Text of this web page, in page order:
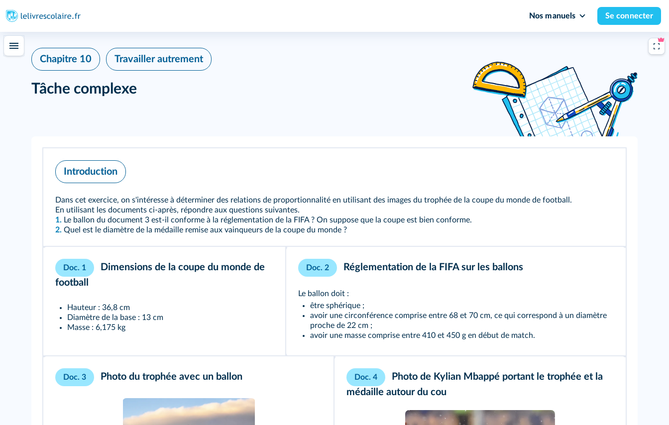
Nos manuels Se connecter
Chapitre 10 Travailler autrement
Tâche complexe
Introduction
Dans cet exercice, on s'intéresse à déterminer des relations de proportionnalité en utilisant des images du trophée de la coupe du monde de football.
En utilisant les documents ci-après, répondre aux questions suivantes.
1. Le ballon du document 3 est-il conforme à la réglementation de la FIFA ? On suppose que la coupe est bien conforme.
2. Quel est le diamètre de la médaille remise aux vainqueurs de la coupe du monde ?
Doc. 1
Dimensions de la coupe du monde de
football
Hauteur : 36,8 cm
Diamètre de la base : 13 cm
Masse : 6,175 kg
Doc. 2 Réglementation de la FIFA sur les ballons
Le ballon doit :
être sphérique ;
avoir une circonférence comprise entre 68 et 70 cm, ce qui correspond à un diamètre
proche de 22 cm ;
avoir une masse comprise entre 410 et 450 g en début de match.
Doc. 3 Photo du trophée avec un ballon Doc. 4
Photo de Kylian Mbappé portant le trophée et la
médaille autour du cou